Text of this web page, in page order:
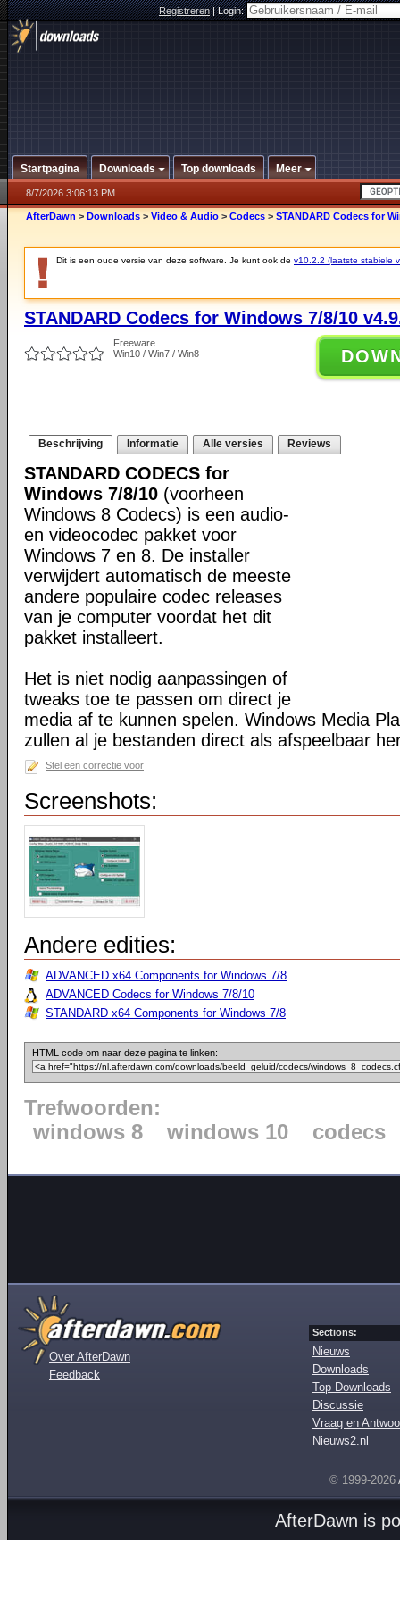
Registreren|Login:
Startpagina Downloads Top downloads Meer
8/7/2026 3:06:13 PM
AfterDawn > Downloads > Video & Audio > Codecs > STANDARD Codecs for
Dit is een oude versie van deze software. Je kunt ook de v10.2.2 (laatste stabiele
STANDARD Codecs for Windows 7/8/10
Freeware
Win10 / Win7 / Win8
Beschrijving Informatie Alle versies Reviews
STANDARD CODECS for
Windows 7/8/10 (voorheen
Windows 8 Codecs) is een audio-
en videocodec pakket voor
Windows 7 en 8. De installer
verwijdert automatisch de meeste
andere populaire codec releases
van je computer voordat het dit
pakket installeert.
Het is niet nodig aanpassingen of
tweaks toe te passen om direct je
media af te kunnen spelen. Windows Media
zullen al je bestanden direct als afspeelbaar
Stel een correctie voor
Screenshots:
Andere edities:
ADVANCED x64 Components for Windows 7/8
ADVANCED Codecs for Windows 7/8/10
STANDARD x64 Components for Windows 7/8
HTML code om naar deze pagina te linken:
Trefwoorden:
windows 8
windows 10 codecs
Over AfterDawn
Feedback
Sections:
Nieuws
Downloads
Top Downloads
Discussie
Vraag en
Nieuws2.nl
© 1999-2026
AfterDawn is